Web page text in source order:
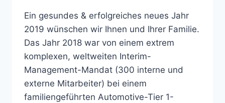
Ein gesundes & erfolgreiches neues Jahr
2019 wünschen wir Ihnen und Ihrer Familie.
Das Jahr 2018 war von einem extrem
komplexen, weltweiten Interim-
Management-Mandat (300 interne und
externe Mitarbeiter) bei einem
familiengeführten Automotive-Tier 1-